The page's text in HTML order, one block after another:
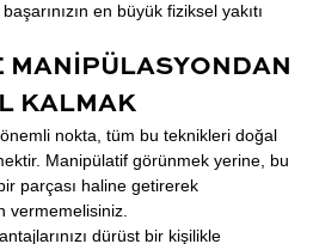
en büyük fiziksel yakıtı
MANIPÜLASYONDAN
KALMAK
nokta, tüm bu teknikleri doğal
Manipülatif görünmek yerine, bu
parçası haline getirerek
vermemelisiniz.
dürüst bir kişilikle